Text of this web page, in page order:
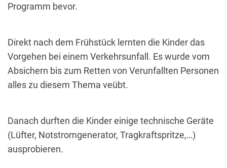
Programm bevor.
Direkt nach dem Frühstück lernten die Kinder das
Vorgehen bei einem Verkehrsunfall. Es wurde vom
Absichern bis zum Retten von Verunfallten Personen
alles zu diesem Thema veübt.
Danach durften die Kinder einige technische Geräte
(Lüfter, Notstromgenerator, Tragkraftspritze,…)
ausprobieren.